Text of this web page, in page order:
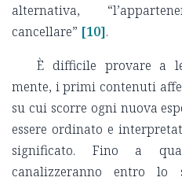
alternativa,
cancellare” [10].
È difficile provare a
mente, i primi contenuti
su cui scorre ogni nuova
essere ordinato e
significato. Fino a
canalizzeranno entro lo